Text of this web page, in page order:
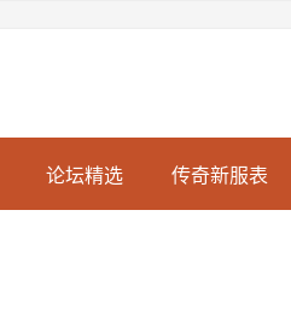
论坛精选 传奇新服表